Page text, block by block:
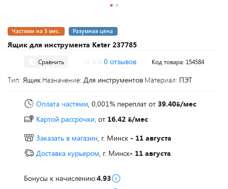
Ящик для инструмента Keter 237785
Частями на 5 мес. Разумная цена
Сравнить 0 отзывов Код товара: 154584
Тип: Ящик Назначение: Для инструментов Материал: ПЭТ
Оплата частями, 0,001% переплат от 39.40 /мес
Картой рассрочки, от 16.42
/мес
Заказать в магазин, г. Минск - 11 августа
Доставка курьером, г. Минск- 11 августа
Бонусы к начислению:4.93